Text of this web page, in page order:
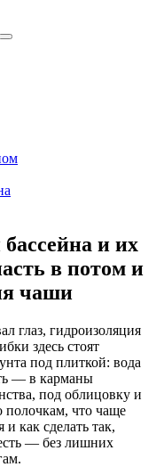
и их
в потом и
чаши
глаз, гидроизоляция
здесь стоят
под плиткой: вода
— в карманы
под облицовку и
полочкам, что чаще
и как сделать так,
— без лишних